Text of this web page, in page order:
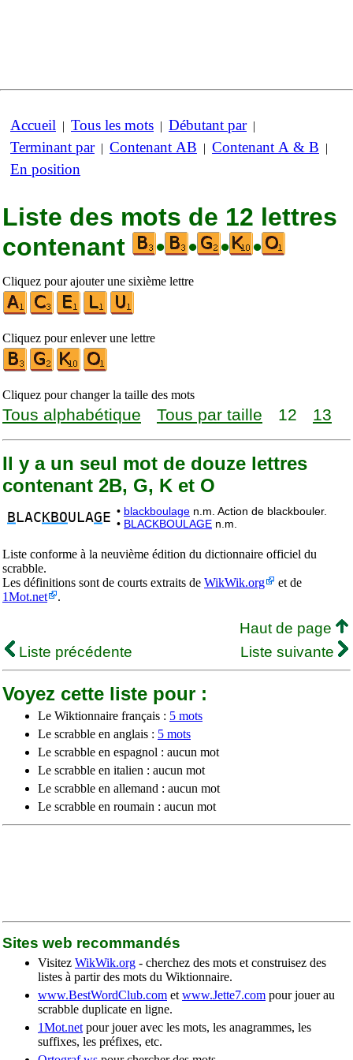
Accueil | Tous les mots | Débutant par|
Terminant par| Contenant AB | Contenant A & B |
En position
Liste des mots de 12 lettres
contenant
• • • •
Cliquez pour ajouter une sixième lettre
Cliquez pour enlever une lettre
Cliquez pour changer la taille des mots
Tous alphabétique Tous par taille 12 13
Il y a un seul mot de douze lettres
contenant 2B, G, K et O
B LAC KBOULAG E • blackboulage n.m. Action de blackbouler.
• BLACKBOULAGE n.m.
Liste conforme à la neuvième édition du dictionnaire officiel du
scrabble.
Les définitions sont de courts extraits de WikWik.org
et de
1Mot.net
.
Haut de page
Liste précédente
Liste suivante
Voyez cette liste pour :
Le Wiktionnaire français : 5 mots
Le scrabble en anglais : 5 mots
Le scrabble en espagnol : aucun mot
Le scrabble en italien : aucun mot
Le scrabble en allemand : aucun mot
Le scrabble en roumain : aucun mot
Sites web recommandés
Visitez WikWik.org - cherchez des mots et construisez des
listes à partir des mots du Wiktionnaire.
www.BestWordClub.com et www.Jette7.com pour jouer au
scrabble duplicate en ligne.
1Mot.net pour jouer avec les mots, les anagrammes, les
suffixes, les préfixes, etc.